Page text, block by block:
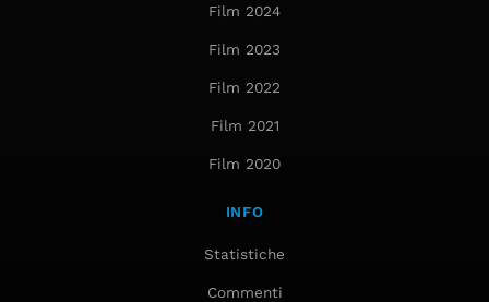
Film 2024
Film 2023
Film 2022
Film 2021
Film 2020
INFO
Statistiche
Commenti